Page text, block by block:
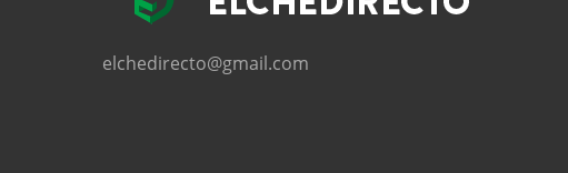
elchedirecto@gmail.com